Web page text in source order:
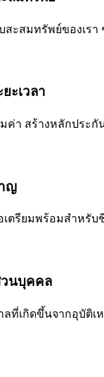
ะสมทรัพย์ของเร
ะเวลา
า สร้างหลักประกัน
ญ
เตรียมพร้อมสำหรั
วนบุคคล
ที่เกิดขึ้นจากอุบัติเ